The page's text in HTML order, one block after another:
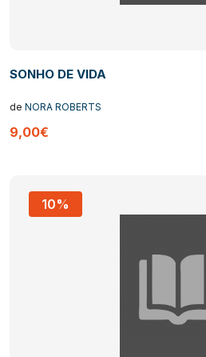
SONHO DE VIDA
de NORA ROBERTS
9,00€
10%